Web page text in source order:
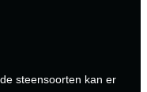
steensoorten kan er